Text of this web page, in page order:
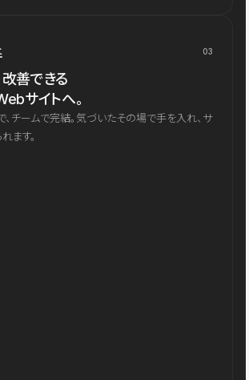
03
善できる
サイトへ。
チームで完結。気づいたその場で手を入れ、サ
ます。